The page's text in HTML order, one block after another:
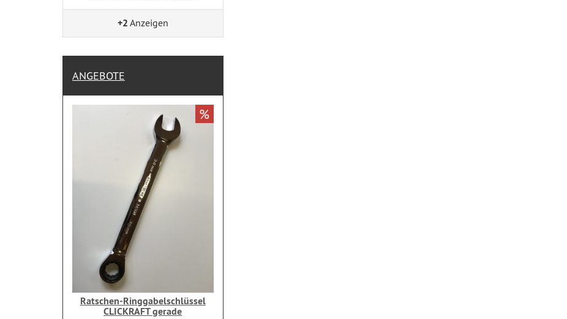
+2 Anzeigen
ANGEBOTE
Ratschen-Ringgabelschlüssel
CLICKRAFT gerade
%